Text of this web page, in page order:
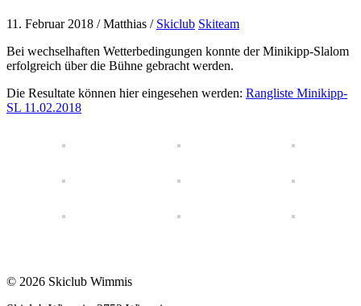
11. Februar 2018 /Matthias / Skiclub Skiteam
Bei wechselhaften Wetterbedingungen konnte der Minikipp-Slalom
erfolgreich über die Bühne gebracht werden.
Die Resultate können hier eingesehen werden: Rangliste Minikipp-
SL 11.02.2018
© 2026 Skiclub Wimmis